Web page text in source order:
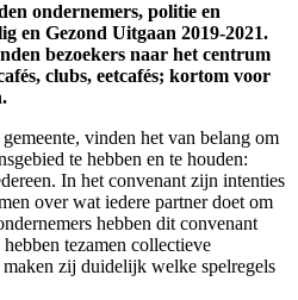
ondernemers, politie en
en Gezond Uitgaan 2019-2021.
bezoekers naar het centrum
clubs, eetcafés; kortom voor
vinden het van belang om
te hebben en te houden:
In het convenant zijn intenties
over wat iedere partner doet om
hebben dit convenant
tezamen collectieve
zij duidelijk welke spelregels